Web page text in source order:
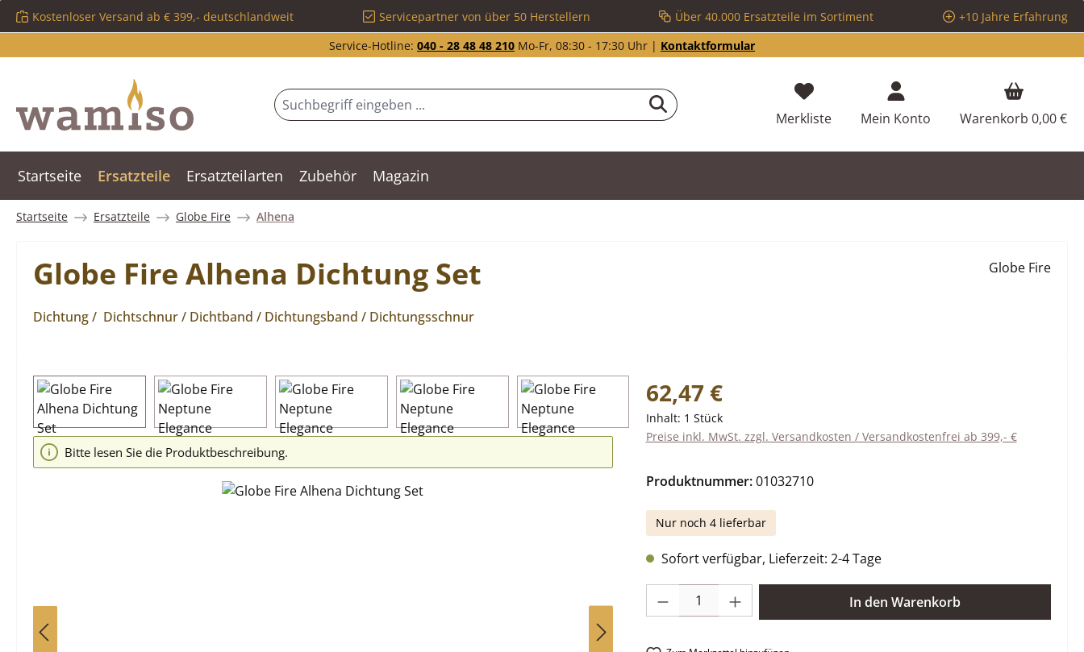
Hauptinhalt springen
Zur Suche springen
Zur Hauptnavigation springen
Kostenloser Versand ab € 399,- deutschlandweit Servicepartner von über 50 Herstellern Über 40.000 Ersatzteile im Sortiment
+10 Jahre Erfahrung
Service-Hotline: 040 - 28 48 48 210 Mo-Fr, 08:30 - 17:30 Uhr | Kontaktformular
MerklisteDu hast 0 Produkte auf dem Merkzettel
Mein Konto Warenkorb 0,00 €
Startseite Ersatzteile Ersatzteilarten Zubehör Magazin
Startseite Ersatzteile Globe Fire Alhena
Globe Fire Alhena Dichtung Set
Dichtung / Dichtschnur / Dichtband / Dichtungsband / Dichtungsschnur
Globe Fire
Bildergalerie überspringen
Bitte lesen Sie die Produktbeschreibung.
Regulärer Preis:
62,47 €
Inhalt: 1 Stück
Preise inkl. MwSt. zzgl. Versandkosten / Versandkostenfrei ab 399,- €
Produktnummer:01032710
Nur noch 4 lieferbar
Sofort verfügbar, Lieferzeit: 2-4 Tage
Produkt Anzahl: Gib den gewünschten Wert ein oder benutze die
In den Warenkorb